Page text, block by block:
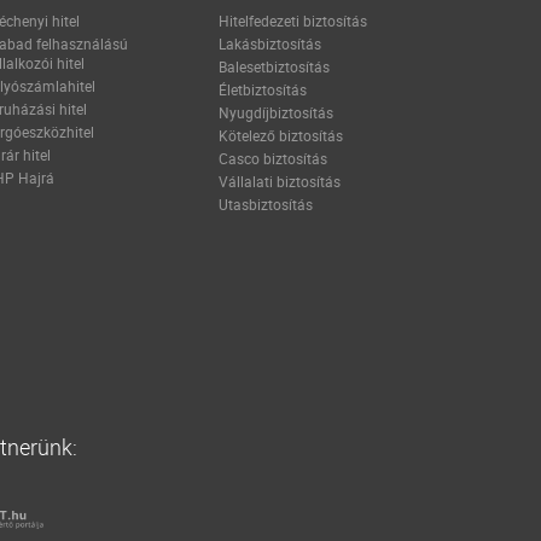
hitel
felhasználású
hitel
hitel
hitel
Hajrá
Hitelfedezeti biztosítás
Lakásbiztosítás
Balesetbiztosítás
Életbiztosítás
Nyugdíjbiztosítás
Kötelező biztosítás
Casco biztosítás
Vállalati biztosítás
Utasbiztosítás